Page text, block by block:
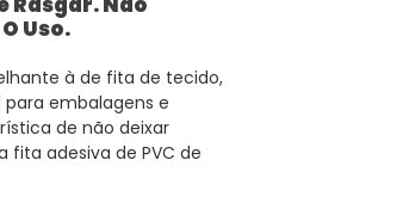
Uso.
à de fita de tecido,
embalagens e
de não deixar
fita adesiva de PVC de